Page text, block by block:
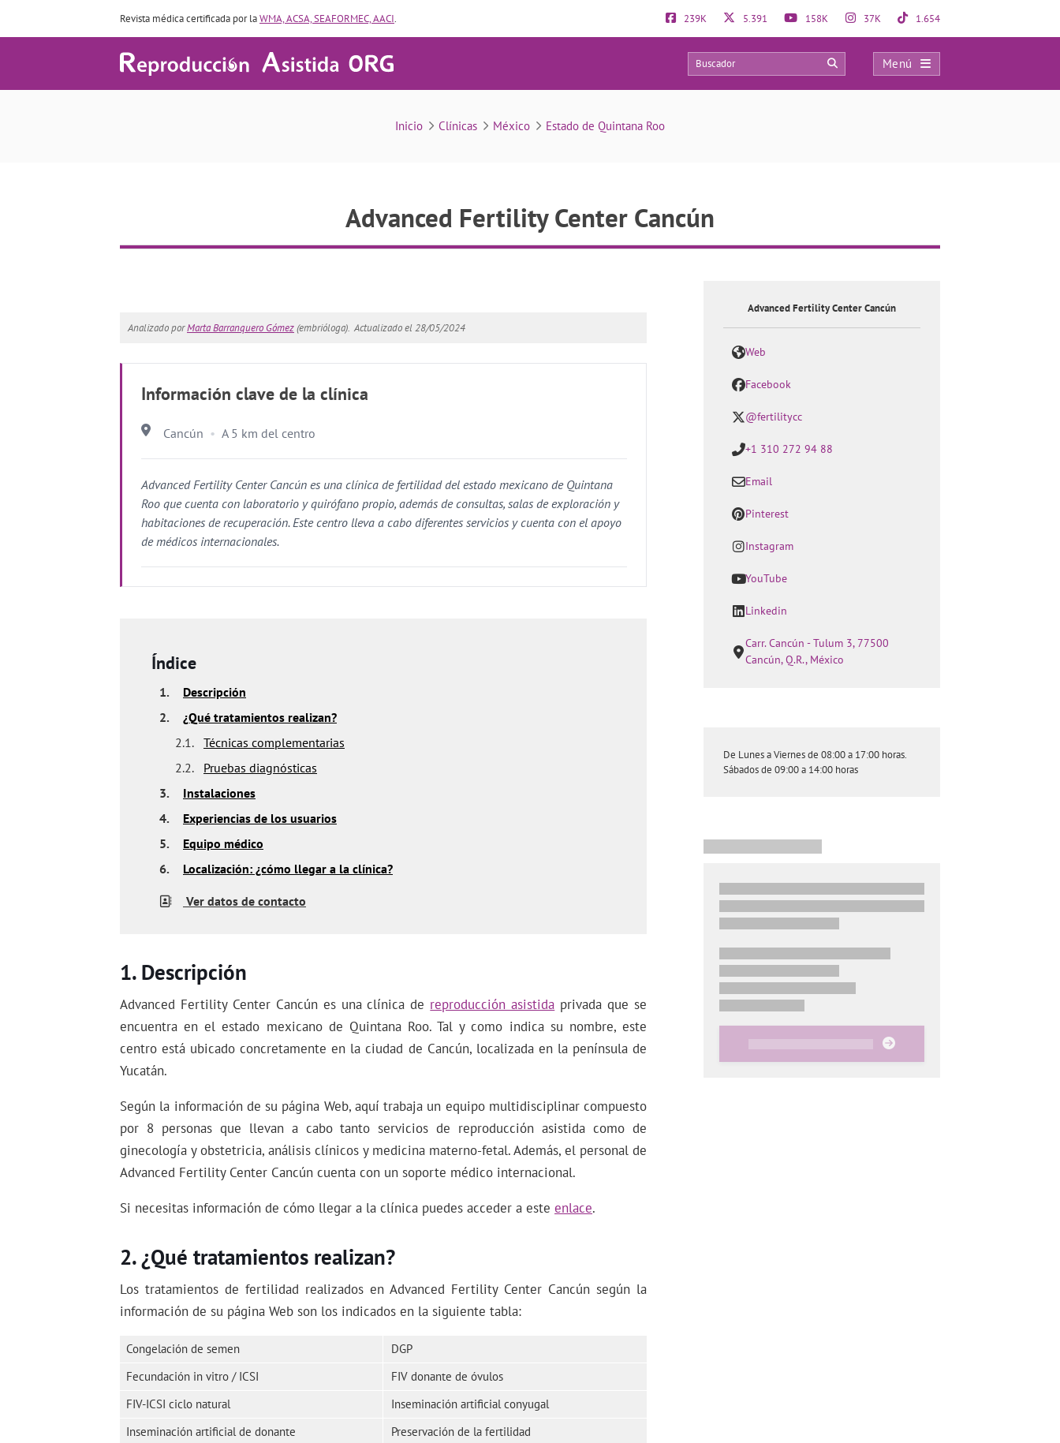
Revista médica certificada por laWMA, ACSA, SEAFORMEC, AACI. 239K 5.391 158K 37K 1.654
Menú
Advanced Fertility Center Cancún
37 0
Inicio Clínicas México Estado de Quintana Roo
Advanced Fertility Center Cancún
Analizado porMarta Barranquero Gómez(embrióloga). Actualizado el 28/05/2024
Información clave de la clínica
Cancún A 5 km del centro
Advanced Fertility Center Cancún es una clínica de fertilidad del estado mexicano de Quintana
Roo que cuenta con laboratorio y quirófano propio, además de consultas, salas de exploración y
habitaciones de recuperación. Este centro lleva a cabo diferentes servicios y cuenta con el apoyo
de médicos internacionales.
Índice
1.
Descripción
2.
¿Qué tratamientos realizan?
2.1. Técnicas complementarias
2.2.
Pruebas diagnósticas
3.
Instalaciones
4.
Experiencias de los usuarios
5.
Equipo médico
6.
Localización: ¿cómo llegar a la clínica?
Ver datos de contacto
Descripción
Advanced Fertility Center Cancún es una clínica de reproducción asistida privada que se
encuentra en el estado mexicano de Quintana Roo. Tal y como indica su nombre, este
centro está ubicado concretamente en la ciudad de Cancún, localizada en la península de
Yucatán.
Según la información de su página Web, aquí trabaja un equipo multidisciplinar compuesto
por 8 personas que llevan a cabo tanto servicios de reproducción asistida como de
ginecología y obstetricia, análisis clínicos y medicina materno-fetal. Además, el personal de
Advanced Fertility Center Cancún cuenta con un soporte médico internacional.
Si necesitas información de cómo llegar a la clínica puedes acceder a este enlace.
¿Qué tratamientos realizan?
Los tratamientos de fertilidad realizados en Advanced Fertility Center Cancún según la
información de su página Web son los indicados en la siguiente tabla:
Congelación de semen
DGP
Fecundación in vitro / ICSI
FIV donante de óvulos
FIV-ICSI ciclo natural
Inseminación artificial conyugal
Inseminación artificial de donante
Preservación de la fertilidad
Advanced Fertility Center Cancún
Web
Facebook
@fertilitycc
+1 310 272 94 88
Email
Pinterest
Instagram
YouTube
Linkedin
Carr. Cancún - Tulum 3, 77500
Cancún, Q.R., México
De Lunes a Viernes de 08:00 a 17:00 horas.
Sábados de 09:00 a 14:00 horas